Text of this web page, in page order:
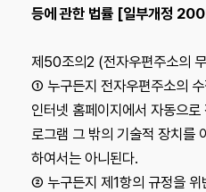
등에 관한 법률 [일부개정
제50조의2 (전자우편주소의
① 누구든지 전자우편주소의
인터넷 홈페이지에서 자동으
로그램 그 밖의 기술적 장치를
하여서는 아니된다.
② 누구든지 제1항의 규정을 위